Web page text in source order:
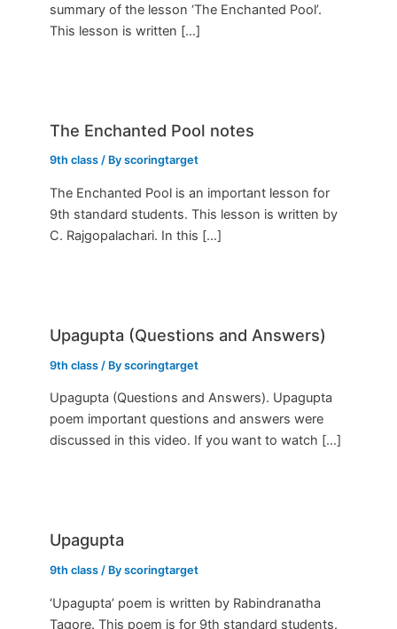
summary of the lesson ‘The Enchanted Pool’.
This lesson is written […]
The Enchanted Pool notes
9th class / Byscoringtarget
The Enchanted Pool is an important lesson for
9th standard students. This lesson is written by
C. Rajgopalachari. In this […]
Upagupta (Questions and Answers)
9th class / Byscoringtarget
Upagupta (Questions and Answers). Upagupta
poem important questions and answers were
discussed in this video. If you want to watch […]
Upagupta
9th class / Byscoringtarget
‘Upagupta’ poem is written by Rabindranatha
Tagore. This poem is for 9th standard students.